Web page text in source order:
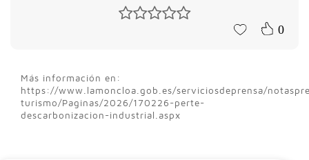
0
Más información en:
https://www.lamoncloa.gob.es/serviciosdeprensa/
turismo/Paginas/2026/170226-perte-
descarbonizacion-industrial.aspx